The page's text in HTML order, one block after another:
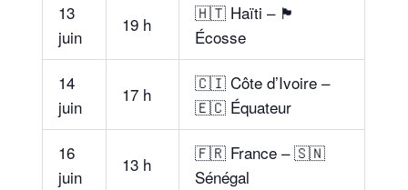
13
juin
19 h
🇭🇹 Haïti – 🏴
Écosse
14
juin
17 h
🇨🇮 Côte d’Ivoire –
🇪🇨 Équateur
16
juin
13 h
🇫🇷 France – 🇸🇳
Sénégal